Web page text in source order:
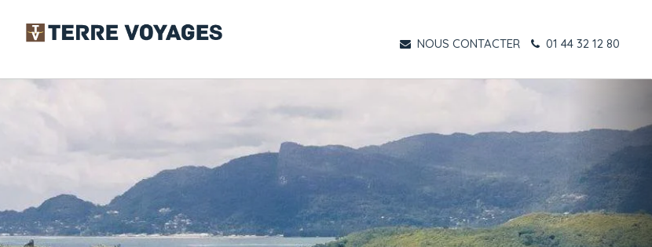
NOUS CONTACTER
01 44 32 12 80